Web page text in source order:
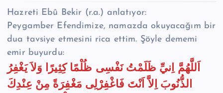
Hazreti Ebû Bekir (r.a.) anlatıyor:
Peygamber Efendimize, namazda okuyacağım bir
dua tavsiye etmesini rica ettim. Şöyle dememi
emir buyurdu:
اَللَّهُمَّ اِنيِّ ظَلَمْتُ نَفْسِى ظُلْمًا كِثِيرًا وَلاَ يَغْفِرُ
الذُّنُوبَ اِلاَّ اَنْتَ فَاغْفِرْلِى مَغْفِرَةً مِنْ عِنْدِكَ